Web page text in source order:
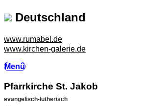
Deutschland
www.rumabel.de
www.kirchen-galerie.de
Menü
Pfarrkirche St. Jakob
evangelisch-lutherisch